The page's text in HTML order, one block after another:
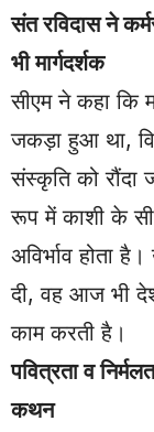
संत रविदास ने
भी मार्गदर्शक
सीएम ने कहा कि
जकड़ा हुआ था,
संस्कृति को रौंदा
रूप में काशी के
अविर्भाव होता
दी, वह आज भी
काम करती है।
पवित्रता व
कथन